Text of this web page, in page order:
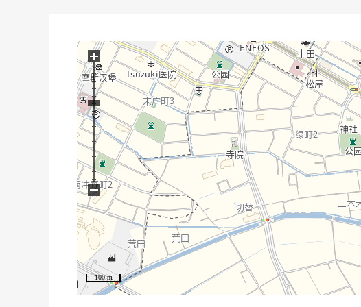
・安城西中学校(约2800m)
■ 在找想要的家方面给予帮助的━━━━━・・・
房源的详细、需讨论是如有意向，请跟我们联系。
100 m
+
−